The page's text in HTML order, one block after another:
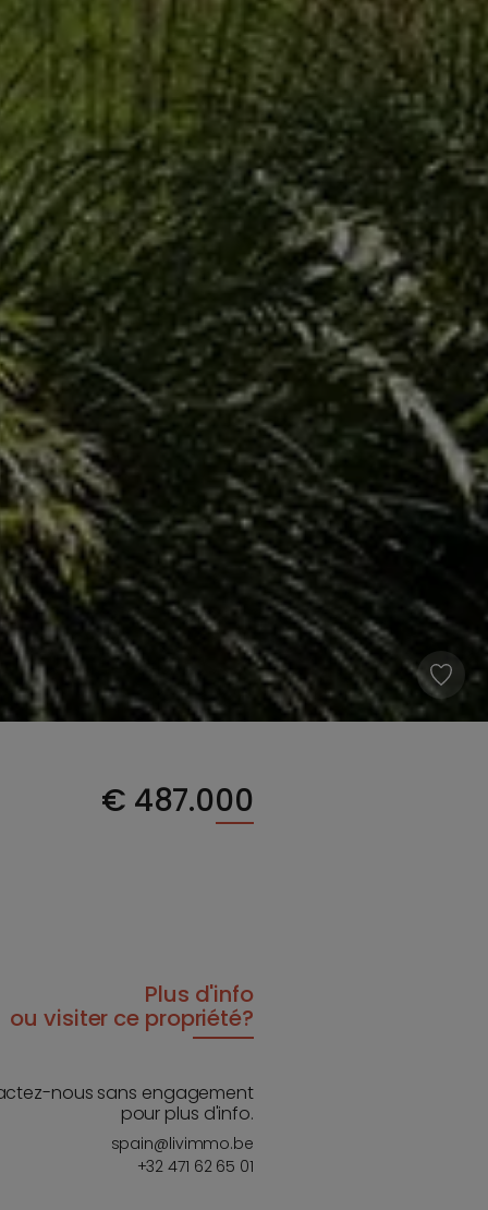
€ 487.000
Plus d'info
ou visiter ce propriété?
nous sans engagement
pour plus d'info.
spain@livimmo.be
+32 471 62 65 01